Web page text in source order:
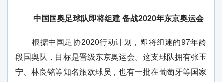
中国国奥足球队即将组建 备战2020年东京奥运会
根据中国足协2020行动计划，即将组建的97年龄
段国奥队，目标是晋级东京奥运会。这支球队拥有张玉
宁、林良铭等知名旅欧球员，也有一批在葡萄牙等国家